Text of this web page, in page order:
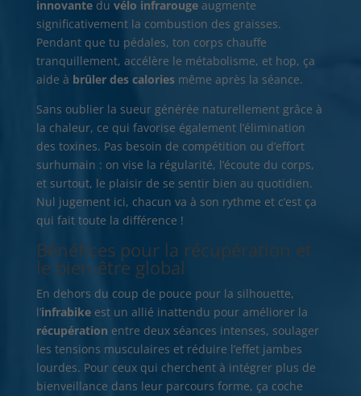
innovantedu vélo infrarougeaugmente
significativement la combustion des graisses.
Pendant que tu pédales, ton corps chauffe
tranquillement, accélère le métabolisme, et hop, ça
aide à brûler des caloriesmême après la séance.
Sans oublier la sueur générée naturellement grâce à
la chaleur, ce qui favorise également l’élimination
des toxines. Pas besoin de compétition ou d’effort
surhumain : on vise la régularité, l’écoute du corps,
et surtout, le plaisir de se sentir bien au quotidien.
Nul jugement ici, chacun va à son rythme et c’est ça
qui fait toute la différence !
Bénéfices pour la récupération et
le bien-être global
En dehors du coup de pouce pour la silhouette,
l’infrabikeest un allié inattendu pour améliorer la
récupération entre deux séances intenses, soulager
les tensions musculaires et réduire l’effet jambes
lourdes. Pour ceux qui cherchent à intégrer plus de
bienveillance dans leur parcours forme, ça coche